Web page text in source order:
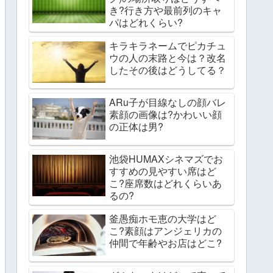
き?行き方や最前列のキャ
パはどれくらい?
キラキラネームでピカチュ
ウの人の末路と今は？改名
したその後はどうしてる？
ARu子が目線なしの顔バレ
素顔の画像は?かわいい顔
の正体は男?
池袋HUMAXシネマズでお
すすめの見やすい席はど
こ?座席数はどれくらいあ
るの?
釜愚痴ホモ恵の大学はど
こ?素顔はアンジェリカの
仲間で年齢やお店はどこ?